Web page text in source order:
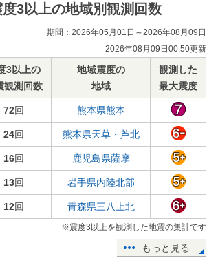
度3以上の地域別観測回数
期間：2026年05月01日～2026年08月09日
2026年08月09日00:50更新
3以上の
観測回数
地域震度の
地域
観測した
最大震度
72回 熊本県熊本
24回 熊本県天草・芦北
16回 鹿児島県薩摩
13回 岩手県内陸北部
12回 青森県三八上北
※震度3以上を観測した地震の集計です
もっと見る